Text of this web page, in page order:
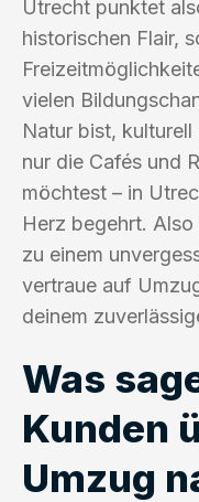
Utrecht punktet
historischen Flair,
vielen
Natur bist,
nur die Cafés und
möchtest – in
Herz begehrt.
zu einem
vertraue auf
deinem
Was
Kunden
Umzug